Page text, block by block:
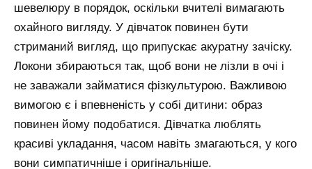
шевелюру в порядок, оскільки вчителі вимагають
охайного вигляду. У дівчаток повинен бути
стриманий вигляд, що припускає акуратну зачіску.
Локони збираються так, щоб вони не лізли в очі і
не заважали займатися фізкультурою. Важливою
вимогою є і впевненість у собі дитини: образ
повинен йому подобатися. Дівчатка люблять
красиві укладання, часом навіть змагаються, у кого
вони симпатичніше і оригінальніше.